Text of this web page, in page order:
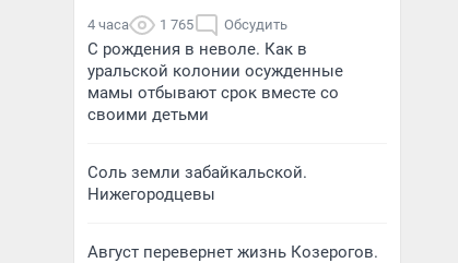
4 часа 1 765 Обсудить
С рождения в неволе. Как в
уральской колонии осужденные
мамы отбывают срок вместе со
своими детьми
Соль земли забайкальской.
Нижегородцевы
Август перевернет жизнь Козерогов.